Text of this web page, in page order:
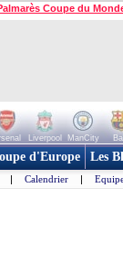
Coupe du
Liverpool ManCity
d'Europe Les
| Calendrier |